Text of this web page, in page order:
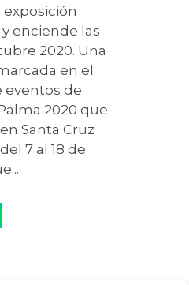
enciende las
2020. Una
en el
eventos de
2020 que
Santa Cruz
7 al 18 de